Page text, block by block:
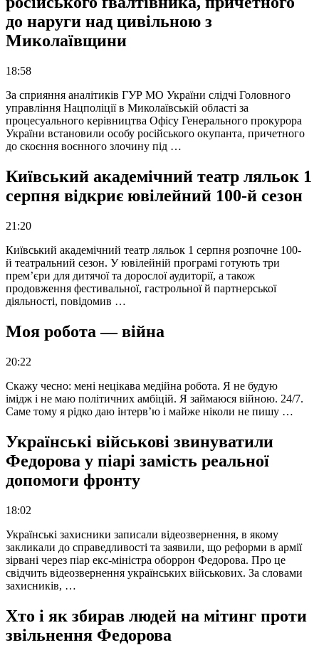
до наруги над цивільною з
Миколаївщини
18:58
За сприяння аналітиків ГУР МО України слідчі Головного
управління Нацполіції в Миколаївській області за
процесуального керівництва Офісу Генерального прокурора
України встановили особу російського окупанта, причетного
до скоєння воєнного злочину під …
Київський академічний театр ляльок 1
серпня відкриє ювілейний 100-й сезон
21:20
Київський академічний театр ляльок 1 серпня розпочне 100-
й театральний сезон. У ювілейній програмі готують три
прем’єри для дитячої та дорослої аудиторії, а також
продовження фестивальної, гастрольної й партнерської
діяльності, повідомив …
Моя робота — війна
20:22
Скажу чесно: мені нецікава медійна робота. Я не будую
імідж і не маю політичних амбіцій. Я займаюся війною. 24/7.
Саме тому я рідко даю інтерв’ю і майже ніколи не пишу …
Українські військові звинуватили
Федорова у піарі замість реальної
допомоги фронту
18:02
Українські захисники записали відеозвернення, в якому
закликали до справедливості та заявили, що реформи в армії
зірвані через піар екс-міністра оборрон Федорова. Про це
свідчить відеозвернення українських військових. За словами
захисників, …
Хто і як збирав людей на мітинг проти
звільнення Федорова